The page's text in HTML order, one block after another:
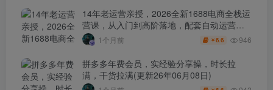
14年老运营亲授，2026全新1688电商全栈运
营课，从入门到高阶落地，配套自动运营表
+工具包+直播诊断等
1个月前 ￥6.6 946
拼多多年费会员，实经验分享操，时长拉
满，干货拉满(更新26年06月08日)